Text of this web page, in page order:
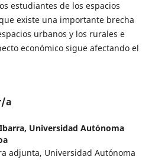
estudiantes de los espacios
existe una importante brecha
urbanos y los rurales e
económico sigue afectando el
a
Universidad Autónoma
adjunta, Universidad Autónoma